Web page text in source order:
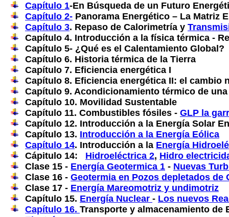
Capítulo 1-En Búsqueda de un Futuro
Capítulo 2- Panorama Energético – La Matriz
Capítulo 3. Repaso de Calorimetría y
Capítulo 4. Introducción a la física térmica -
Capítulo 5- ¿Qué es el Calentamiento Global?
Capítulo 6. Historia térmica de la Tierra
Capítulo 7. Eficiencia energética I
Capítulo 8. Eficiencia energética II: el cambio
Capítulo 9. Acondicionamiento térmico de
Capítulo 10. Movilidad Sustentable
Capítulo 11. Combustibles fósiles - GLP la
Capítulo 12. Introducción a la Energía Solar
Capítulo 13. Introducción a la Energía Eólica
Capítulo 14. Introducción a la Energía
Cápitulo 14: Hidroeléctrica 2, Hidro
Clase 15 - Energía Geotermica 1 - Nuevas
Clase 16 - Geotermia en Pozos depletados de
Clase 17 - Energía Mareomotriz y undimotriz
Capítulo 15. Energía Nuclear - Los nuevos
Capítulo 16. Transporte y almacenamiento de